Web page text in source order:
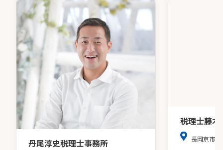
丹尾淳史税理士事務所
税理士藤木
長岡京市